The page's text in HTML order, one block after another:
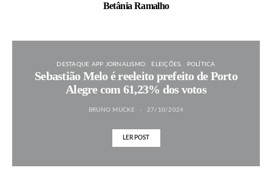
Betânia Ramalho
DESTAQUE APP JORNALISMO ELEIÇÕES POLÍTICA
Sebastião Melo é reeleito prefeito de Porto
Alegre com 61,23% dos votos
BRUNO MUCKE 27/10/2024
LER POST